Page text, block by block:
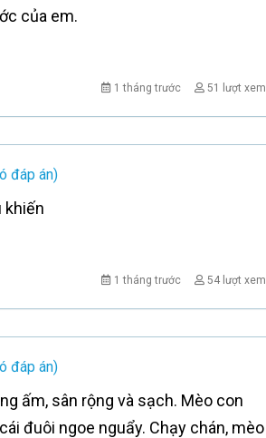
của em.
51 lượt xem
1 tháng trước
đáp án)
khiến
54 lượt xem
1 tháng trước
đáp án)
ấm, sân rộng và sạch. Mèo con
đuôi ngoe nguẩy. Chạy chán, mèo